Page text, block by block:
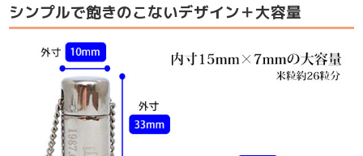
シンプルで飽きのこないデザイン＋大容量